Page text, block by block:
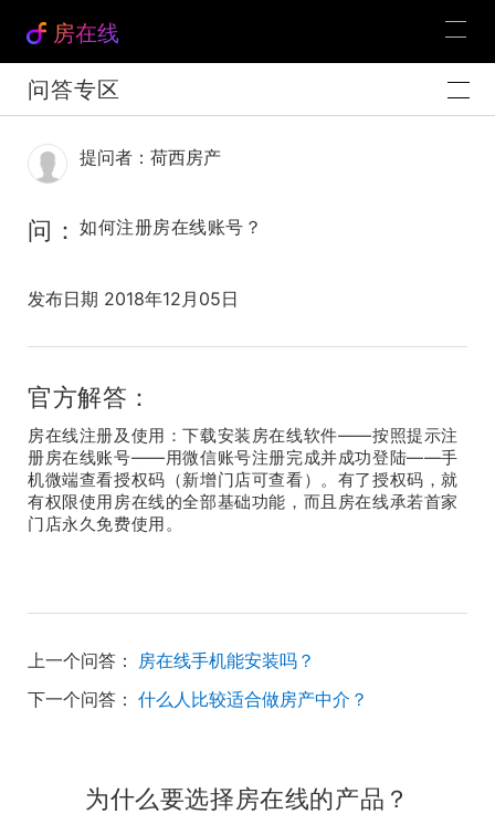
房在线
问答专区
提问者：荷西房产
问： 如何注册房在线账号？
发布日期 2018年12月05日
官方解答：
房在线注册及使用：下载安装房在线软件——按照提示注
册房在线账号——用微信账号注册完成并成功登陆——手
机微端查看授权码（新增门店可查看）。有了授权码，就
有权限使用房在线的全部基础功能，而且房在线承若首家
门店永久免费使用。
上一个问答： 房在线手机能安装吗？
下一个问答： 什么人比较适合做房产中介？
为什么要选择房在线的产品？